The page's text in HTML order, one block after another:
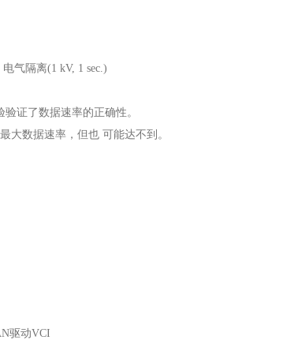
隔离(1 kV, 1 sec.)
s。实验验证了数据速率的正确性。
数据速率，但也 可能达不到。
驱动VCI